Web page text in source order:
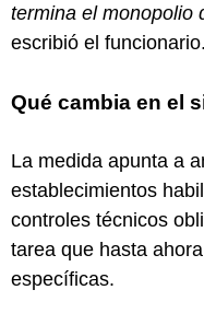
termina el monopolio
escribió el funcionario.
Qué cambia en el
La medida apunta a
establecimientos
controles técnicos
tarea que hasta
específicas.